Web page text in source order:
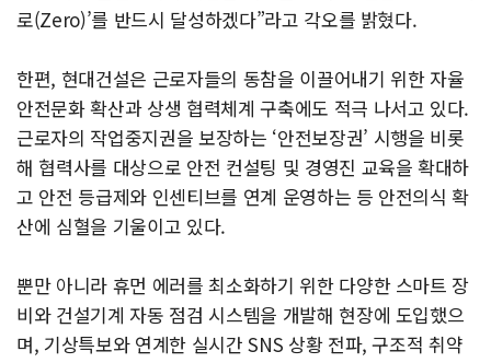
로(Zero)’를 반드시 달성하겠다”라고 각오를 밝혔다.
한편, 현대건설은 근로자들의 동참을 이끌어내기 위한 자율
안전문화 확산과 상생 협력체계 구축에도 적극 나서고 있다.
근로자의 작업중지권을 보장하는 ‘안전보장권’ 시행을 비롯
해 협력사를 대상으로 안전 컨설팅 및 경영진 교육을 확대하
고 안전 등급제와 인센티브를 연계 운영하는 등 안전의식 확
산에 심혈을 기울이고 있다.
뿐만 아니라 휴먼 에러를 최소화하기 위한 다양한 스마트 장
비와 건설기계 자동 점검 시스템을 개발해 현장에 도입했으
며, 기상특보와 연계한 실시간 SNS 상황 전파, 구조적 취약